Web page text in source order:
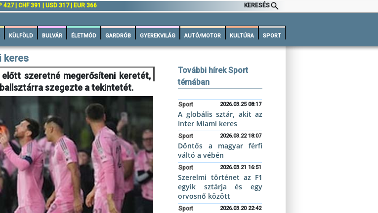
427 | CHF 391 | USD 317 | EUR 366 KERESÉS
KÜLFÖLD BULVÁR ÉLETMÓD GARDRÓB GYEREKVILÁG AUTÓ/MOTOR KULTÚRA SPORT
keres
szeretné megerősíteni keretét,
szegezte a tekintetét.
További hírek Sport
témában
Sport 2026.03.25 08:17
A globális sztár, akit az
Inter Miami keres
Sport 2026.03.22 18:07
Döntős a magyar férfi
váltó a vébén
Sport 2026.03.21 16:51
Szerelmi történet az F1
egyik sztárja és egy
orvosnő között
Sport 2026.03.20 22:42